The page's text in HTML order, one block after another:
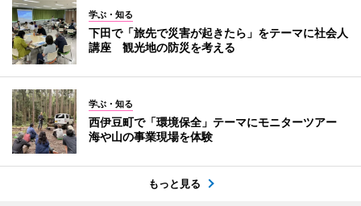
学ぶ・知る
下田で「旅先で災害が起きたら」をテーマに社会人
講座 観光地の防災を考える
学ぶ・知る
西伊豆町で「環境保全」テーマにモニターツアー
海や山の事業現場を体験
もっと見る